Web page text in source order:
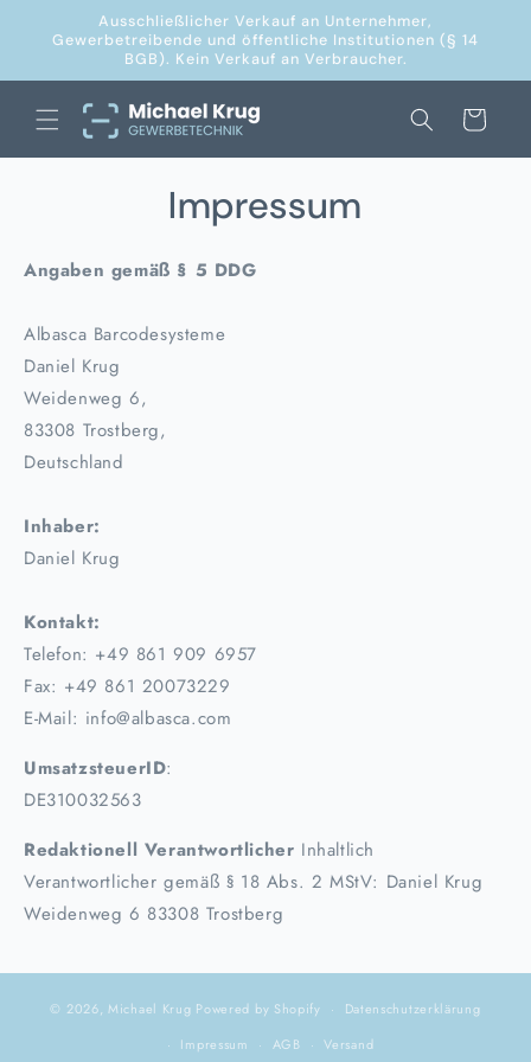
Inhalt
Ausschließlicher Verkauf an Unternehmer,
Gewerbetreibende und öffentliche Institutionen (§ 14
BGB). Kein Verkauf an Verbraucher.
Warenkorb
Impressum
Angaben gemäß § 5 DDG
Albasca Barcodesysteme
Daniel Krug
Weidenweg 6,
83308 Trostberg,
Deutschland
Inhaber:
Daniel Krug
Kontakt:
Telefon: +49 861 909 6957
Fax: +49 861 20073229
E-Mail: info@albasca.com
UmsatzsteuerID:
DE310032563
Redaktionell Verantwortlicher Inhaltlich
Verantwortlicher gemäß § 18 Abs. 2 MStV: Daniel Krug
Weidenweg 6 83308 Trostberg
© 2026,Michael Krug Powered by Shopify
Datenschutzerklärung
Impressum
AGB Versand